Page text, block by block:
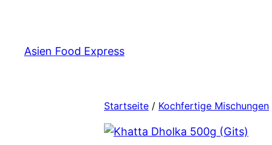
springen
Asien Food Express
Startseite / Kochfertige Mischungen